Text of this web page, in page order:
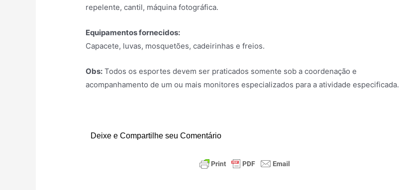
repelente, cantil, máquina fotográfica.
Equipamentos fornecidos:
Capacete, luvas, mosquetões, cadeirinhas e freios.
Obs: Todos os esportes devem ser praticados somente sob a coordenação e
acompanhamento de um ou mais monitores especializados para a atividade especificada.
Deixe e Compartilhe seu Comentário